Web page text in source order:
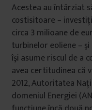
Acestea au întârziat
costisitoare –
circa 3 milioane de
turbinelor eoliene –
îşi asume riscul de a
avea certitudinea că
2012, Autoritatea
domeniul Energiei